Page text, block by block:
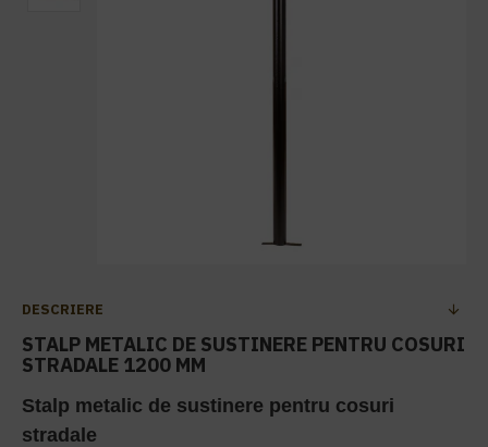
DESCRIERE
STALP METALIC DE SUSTINERE PENTRU COSURI
STRADALE 1200 MM
Stalp metalic de sustinere pentru cosuri
stradale